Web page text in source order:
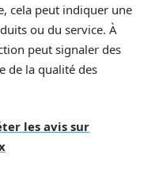
cela peut indiquer une
ou du service. À
peut signaler des
de la qualité des
les avis sur